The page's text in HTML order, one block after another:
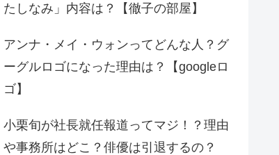
たしなみ」内容は？【徹子の部屋】
アンナ・メイ・ウォンってどんな人？グ
ーグルロゴになった理由は？【googleロ
ゴ】
小栗旬が社長就任報道ってマジ！？理由
や事務所はどこ？俳優は引退するの？